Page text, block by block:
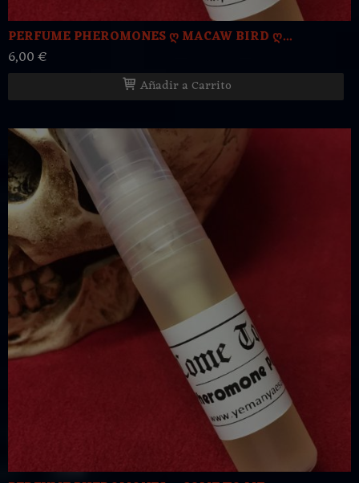
PERFUME PHEROMONES ღ MACAW BIRD ღ...
6,00 €
Añadir a Carrito